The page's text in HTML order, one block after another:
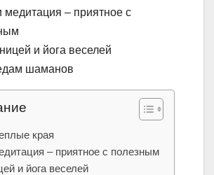
медитация – приятное с
и йога веселей
шаманов
края
– приятное с полезным
и йога веселей